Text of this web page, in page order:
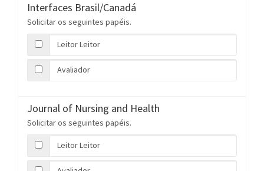
Interfaces Brasil/Canadá
Solicitar os seguintes papéis.
Leitor Leitor
Avaliador
Journal of Nursing and Health
Solicitar os seguintes papéis.
Leitor Leitor